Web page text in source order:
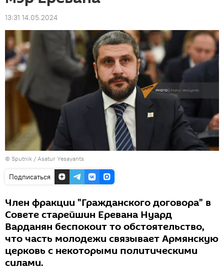
13:31 14.05.2024
© Sputnik / Asatur Yesayants
Подписаться
Член фракции "Гражданского договора" в
Совете старейшин Еревана Нуард
Варданян беспокоит то обстоятельство,
что часть молодежи связывает Армянскую
церковь с некоторыми политическими
силами.